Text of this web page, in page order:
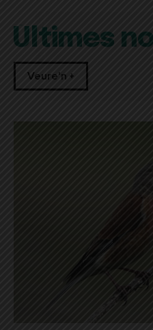
Últimes
Veure'n +